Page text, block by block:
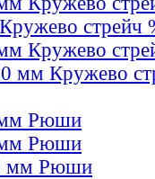
стрейч
Кружево
мм Кружево
Рюши
Рюши
мм Рюши